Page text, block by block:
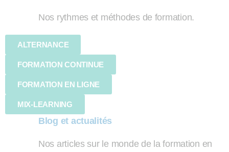
Nos rythmes et méthodes de formation.
ALTERNANCE
FORMATION CONTINUE
FORMATION EN LIGNE
MIX-LEARNING
Blog et actualités
Nos articles sur le monde de la formation en